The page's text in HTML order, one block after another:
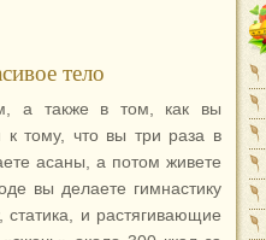
тело
а также в том, как вы
к тому, что вы три раза в
асаны, а потом живете
вы делаете гимнастику
и растягивающие